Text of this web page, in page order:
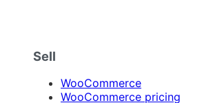
Sell
WooCommerce
WooCommerce pricing